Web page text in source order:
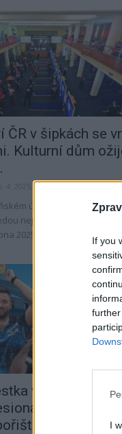
If you
I
ČR v šipkách se
Kulturní dům
úspěšném ročníku se
nejlepší šipkaři z celé
2025 se v...
v šipkách
i amatéry na